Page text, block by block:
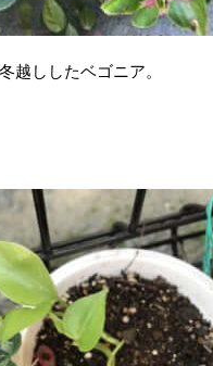
越ししたベゴニア。